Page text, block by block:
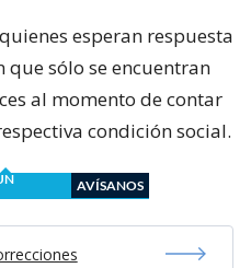
esperan respuesta
que sólo se encuentran
al momento de contar
condición social.
AVÍSANOS